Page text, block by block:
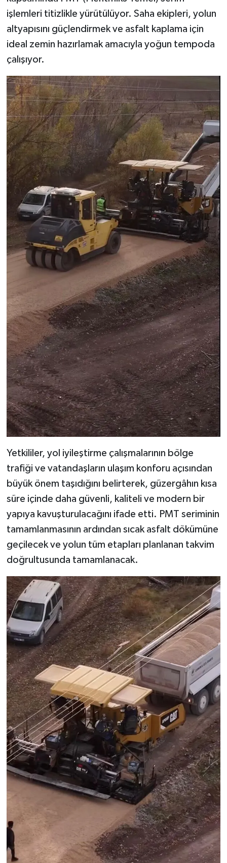
işlemleri titizlikle yürütülüyor. Saha ekipleri, yolun
altyapısını güçlendirmek ve asfalt kaplama için
ideal zemin hazırlamak amacıyla yoğun tempoda
çalışıyor.
Yetkililer, yol iyileştirme çalışmalarının bölge
trafiği ve vatandaşların ulaşım konforu açısından
büyük önem taşıdığını belirterek, güzergâhın kısa
süre içinde daha güvenli, kaliteli ve modern bir
yapıya kavuşturulacağını ifade etti. PMT seriminin
tamamlanmasının ardından sıcak asfalt dökümüne
geçilecek ve yolun tüm etapları planlanan takvim
doğrultusunda tamamlanacak.